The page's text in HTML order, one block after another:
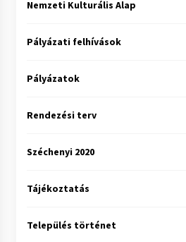
Nemzeti Kulturális Alap
Pályázati felhívások
Pályázatok
Rendezési terv
Széchenyi 2020
Tájékoztatás
Település történet